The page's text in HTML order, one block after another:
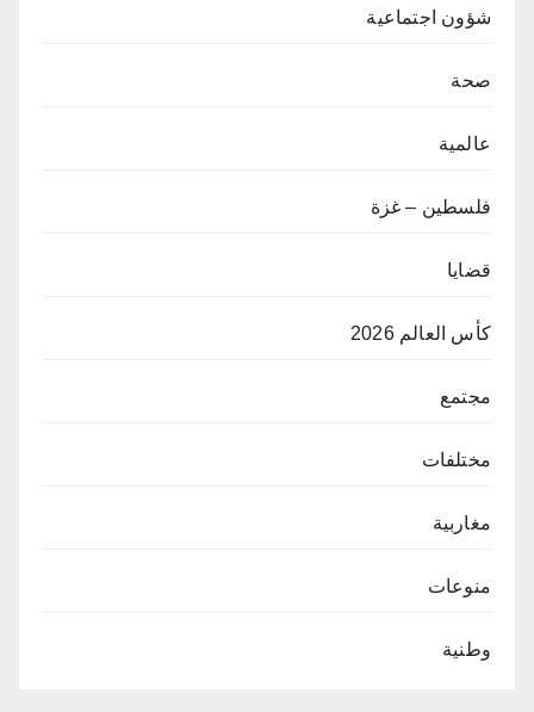
شؤون اجتماعية
صحة
عالمية
فلسطين – غزة
قضايا
كأس العالم 2026
مجتمع
مختلفات
مغاربية
منوعات
وطنية